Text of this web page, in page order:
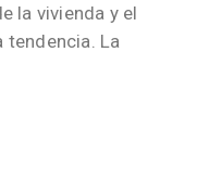
la vivienda y el
La